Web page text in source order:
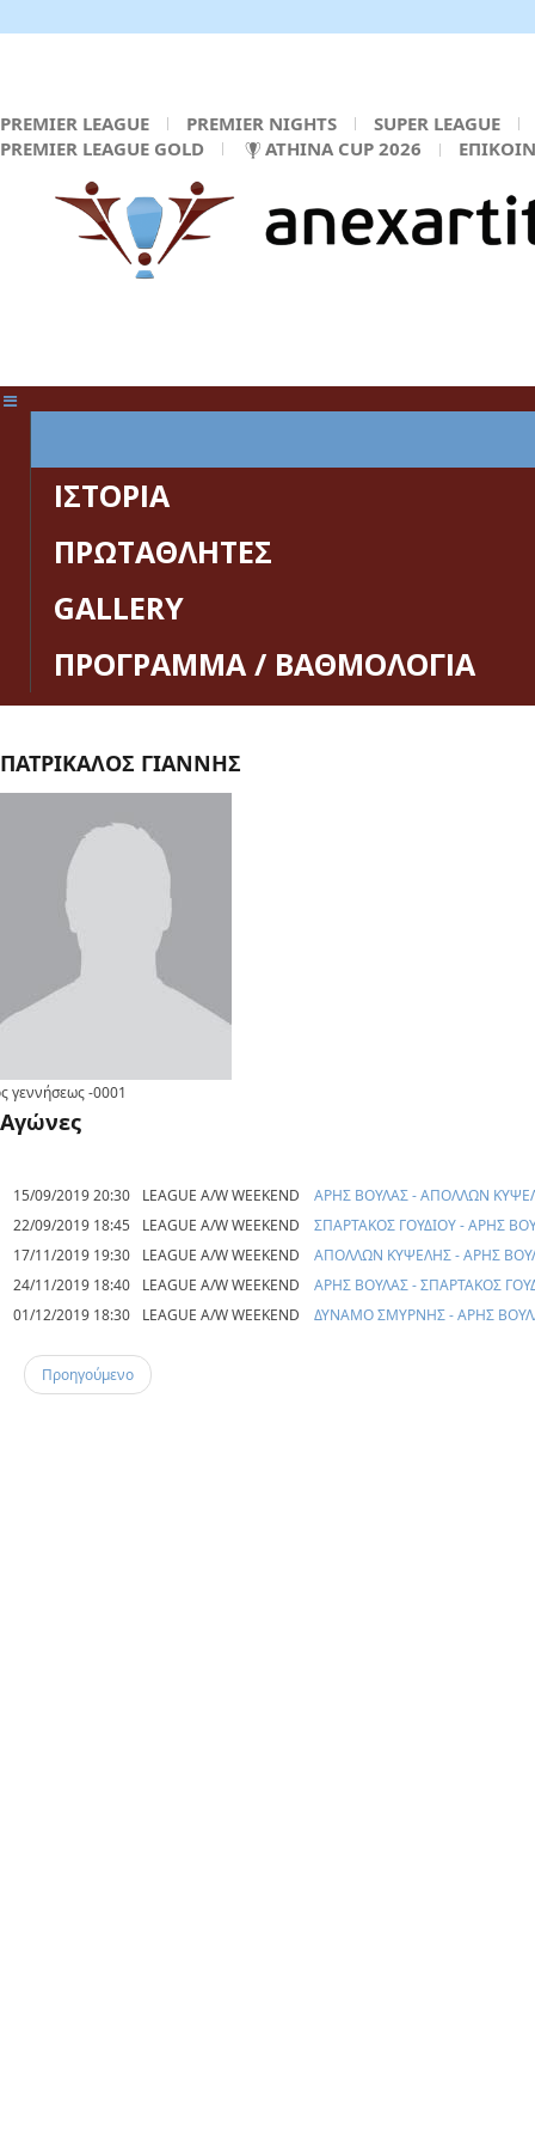
PREMIER LEAGUE PREMIER NIGHTS
SUPER LEAGUE
PREMIER LEAGUE GOLD
ATHINA CUP 2026
ΙΣΤΟΡΙΑ
ΠΡΩΤΑΘΛΗΤΕΣ
GALLERY
ΠΡΟΓΡΑΜΜΑ / ΒΑΘΜΟΛΟΓΙΑ
ΠΑΤΡΙΚΑΛΟΣ ΓΙΑΝΝΗΣ
γεννήσεως-0001
Αγώνες
15/09/2019 20:30 LEAGUE A/W WEEKEND
ΑΡΗΣ ΒΟΥΛΑΣ - ΑΠΟΛΛΩΝ
22/09/2019 18:45
LEAGUE A/W WEEKEND
ΣΠΑΡΤΑΚΟΣ ΓΟΥΔΙΟΥ - ΑΡΗΣ
17/11/2019 19:30
LEAGUE A/W WEEKEND
ΑΠΟΛΛΩΝ ΚΥΨΕΛΗΣ - ΑΡΗΣ
24/11/2019 18:40
LEAGUE A/W WEEKEND
ΑΡΗΣ ΒΟΥΛΑΣ - ΣΠΑΡΤΑΚΟΣ
01/12/2019 18:30
LEAGUE A/W WEEKEND ΔΥΝΑΜΟ ΣΜΥΡΝΗΣ - ΑΡΗΣ
Προηγούμενο